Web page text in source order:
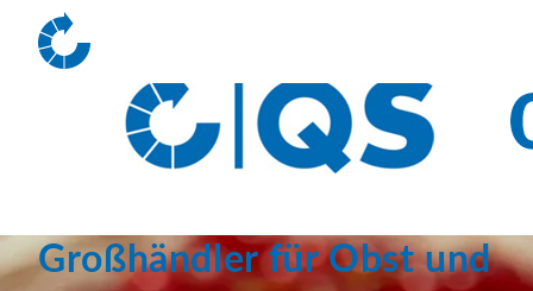
Großhändler für Obst und